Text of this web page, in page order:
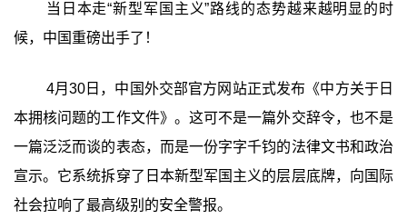
当日本走“新型军国主义”路线的态势越来越明显的时
候，中国重磅出手了！
4月30日，中国外交部官方网站正式发布《中方关于日
本拥核问题的工作文件》。这可不是一篇外交辞令，也不是
一篇泛泛而谈的表态，而是一份字字千钧的法律文书和政治
宣示。它系统拆穿了日本新型军国主义的层层底牌，向国际
社会拉响了最高级别的安全警报。